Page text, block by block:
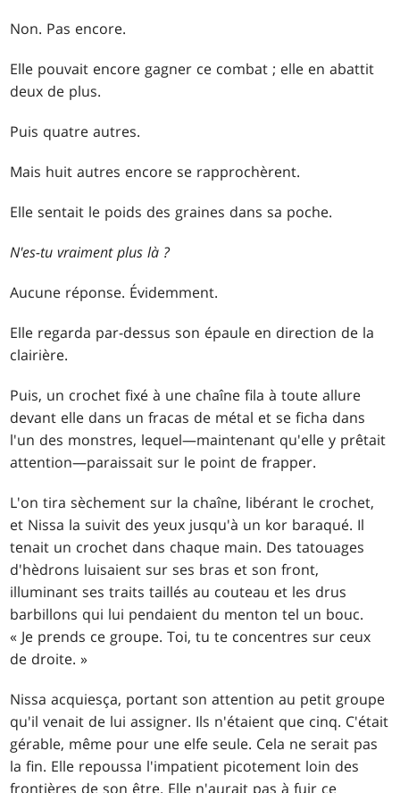
Non. Pas encore.
Elle pouvait encore gagner ce combat ; elle en abattit
deux de plus.
Puis quatre autres.
Mais huit autres encore se rapprochèrent.
Elle sentait le poids des graines dans sa poche.
N'es-tu vraiment plus là ?
Aucune réponse. Évidemment.
Elle regarda par-dessus son épaule en direction de la
clairière.
Puis, un crochet fixé à une chaîne fila à toute allure
devant elle dans un fracas de métal et se ficha dans
l'un des monstres, lequel—maintenant qu'elle y prêtait
attention—paraissait sur le point de frapper.
L'on tira sèchement sur la chaîne, libérant le crochet,
et Nissa la suivit des yeux jusqu'à un kor baraqué. Il
tenait un crochet dans chaque main. Des tatouages
d'hèdrons luisaient sur ses bras et son front,
illuminant ses traits taillés au couteau et les drus
barbillons qui lui pendaient du menton tel un bouc.
« Je prends ce groupe. Toi, tu te concentres sur ceux
de droite. »
Nissa acquiesça, portant son attention au petit groupe
qu'il venait de lui assigner. Ils n'étaient que cinq. C'était
gérable, même pour une elfe seule. Cela ne serait pas
la fin. Elle repoussa l'impatient picotement loin des
frontières de son être. Elle n'aurait pas à fuir ce